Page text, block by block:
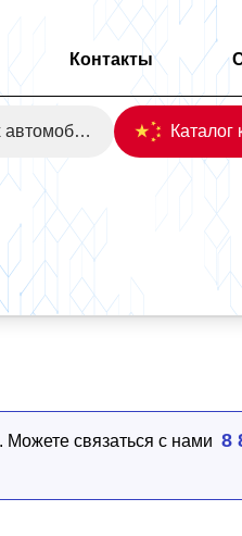
Контакты
Каталог корейских автомобилей
связаться с нами 8